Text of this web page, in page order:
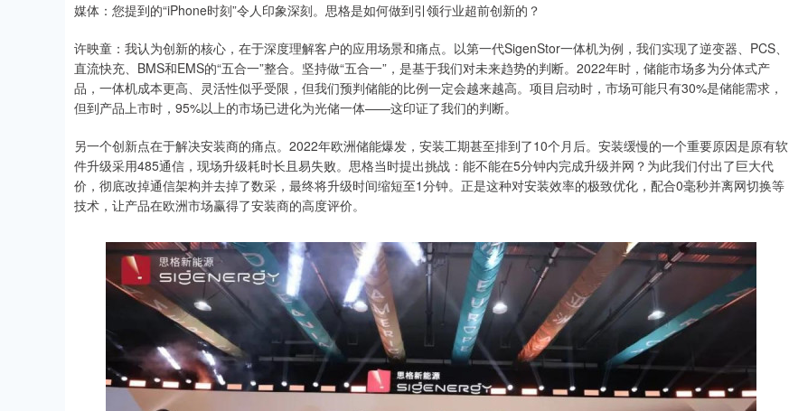
媒体：您提到的“iPhone时刻”令人印象深刻。思格是如何做到引领行业超前创新的？
许映童：我认为创新的核心，在于深度理解客户的应用场景和痛点。以第一代SigenStor一体机为例，我们实现了逆变器、PCS、
直流快充、BMS和EMS的“五合一”整合。坚持做“五合一”，是基于我们对未来趋势的判断。2022年时，储能市场多为分体式产
品，一体机成本更高、灵活性似乎受限，但我们预判储能的比例一定会越来越高。项目启动时，市场可能只有30%是储能需求，
但到产品上市时，95%以上的市场已进化为光储一体——这印证了我们的判断。
另一个创新点在于解决安装商的痛点。2022年欧洲储能爆发，安装工期甚至排到了10个月后。安装缓慢的一个重要原因是原有软
件升级采用485通信，现场升级耗时长且易失败。思格当时提出挑战：能不能在5分钟内完成升级并网？为此我们付出了巨大代
价，彻底改掉通信架构并去掉了数采，最终将升级时间缩短至1分钟。正是这种对安装效率的极致优化，配合0毫秒并离网切换等
技术，让产品在欧洲市场赢得了安装商的高度评价。